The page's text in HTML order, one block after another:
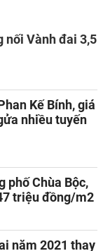
nối Vành đai 3,5
Kế Bính, giá
nhiều tuyến
phố Chùa Bộc,
triệu đồng/m2
năm 2021 thay